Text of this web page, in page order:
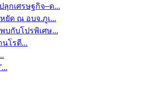
ลุกเศรษฐกิจ–ด...
ยัด ณ อบจ.ภูเ...
บกับโปรพิเศษ...
นโรตี...